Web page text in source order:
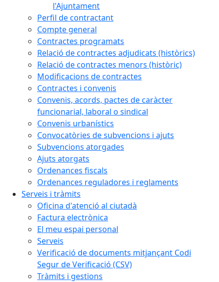
l'Ajuntament
Perfil de contractant
Compte general
Contractes programats
Relació de contractes adjudicats (històrics)
Relació de contractes menors (històric)
Modificacions de contractes
Contractes i convenis
Convenis, acords, pactes de caràcter
funcionarial, laboral o sindical
Convenis urbanístics
Convocatòries de subvencions i ajuts
Subvencions atorgades
Ajuts atorgats
Ordenances fiscals
Ordenances reguladores i reglaments
Serveis i tràmits
Oficina d'atenció al ciutadà
Factura electrònica
El meu espai personal
Serveis
Verificació de documents mitjançant Codi
Segur de Verificació (CSV)
Tràmits i gestions